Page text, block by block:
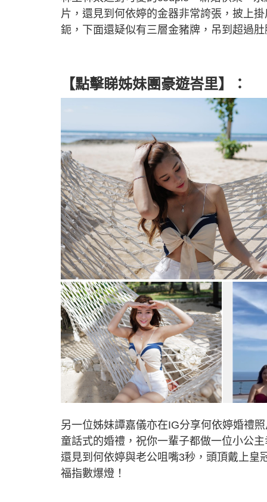
片，還見到何依婷的金器非常誇張，披上
鈪，下面還疑似有三層金豬牌，吊到超過
【點擊睇姊妹團豪遊峇里】：
另一位姊妹譚嘉儀亦在IG分享何依婷婚禮
童話式的婚禮，祝你一輩子都做一位小公
還見到何依婷與老公咀嘴3秒，頭頂戴上皇
福指數爆燈！